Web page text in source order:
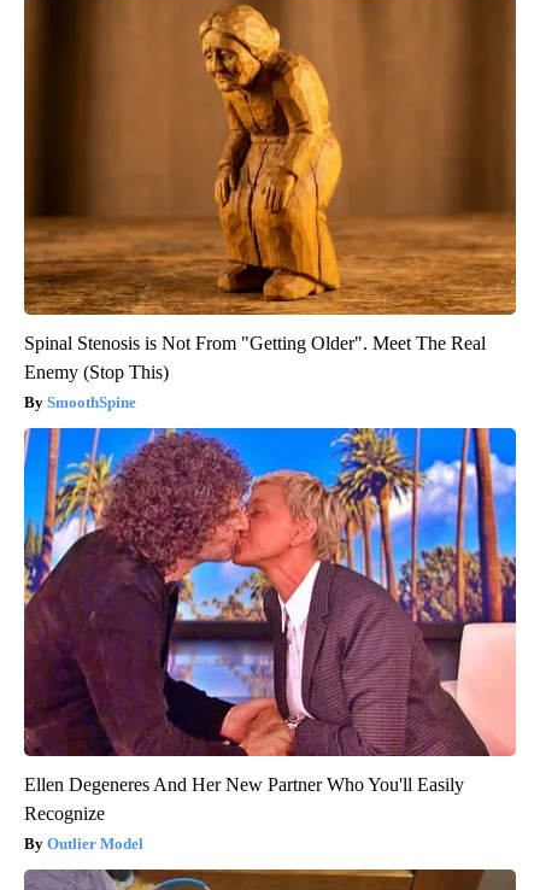
Spinal Stenosis is Not From "Getting Older". Meet The Real
Enemy (Stop This)
SmoothSpine
Ellen Degeneres And Her New Partner Who You'll Easily
Recognize
Outlier Model